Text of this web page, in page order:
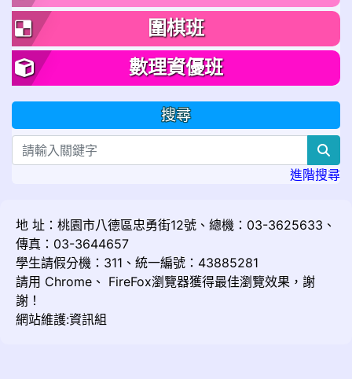
圍棋班
數理資優班
搜尋
進階搜尋
地 址：桃園市八德區忠勇街12號、總機：03-3625633、
傳真：03-3644657
學生請假分機：311、統一編號：43885281
請用 Chrome 、 FireFox瀏覽器獲得最佳瀏覽效果，謝
謝！
網站維護:資訊組